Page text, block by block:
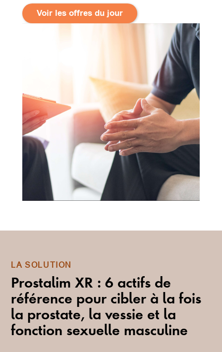
Voir les offres du jour
LA SOLUTION
Prostalim XR : 6 actifs de
référence pour cibler à la fois
la prostate, la vessie et la
fonction sexuelle masculine